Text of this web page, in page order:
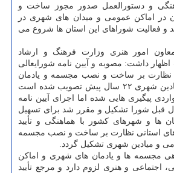
و دستورالعمل صدور مجوز ساخت و
در اماکن عمومی و میدان های شهری در
و فعالیت شوراهای این استان ها شروع می
امور هنری وزارت فرهنگ و ارشاد
داشت: مصوبه و آیین نامه شورایعالی
نظارت بر ساخت و نصب مجسمه و یادمان
در اماکن عمومی و میادین شهری ۲۲ سال پیش تصویب شده است
پیگیری هایی شده اما اجرای آیین نامه
شورا تشکیل و مقرر شد برای تسهیل
ها و شهرهای کشور با هماهنگی و تأیید
استانی نظارت بر ساخت و نصب مجسمه
و میادین شهری تشکیل گردد.
مجسمه ها و یادمان های شهری و اماکن
اجتماعی و هنری لزوم دارد و مرجع تأیید